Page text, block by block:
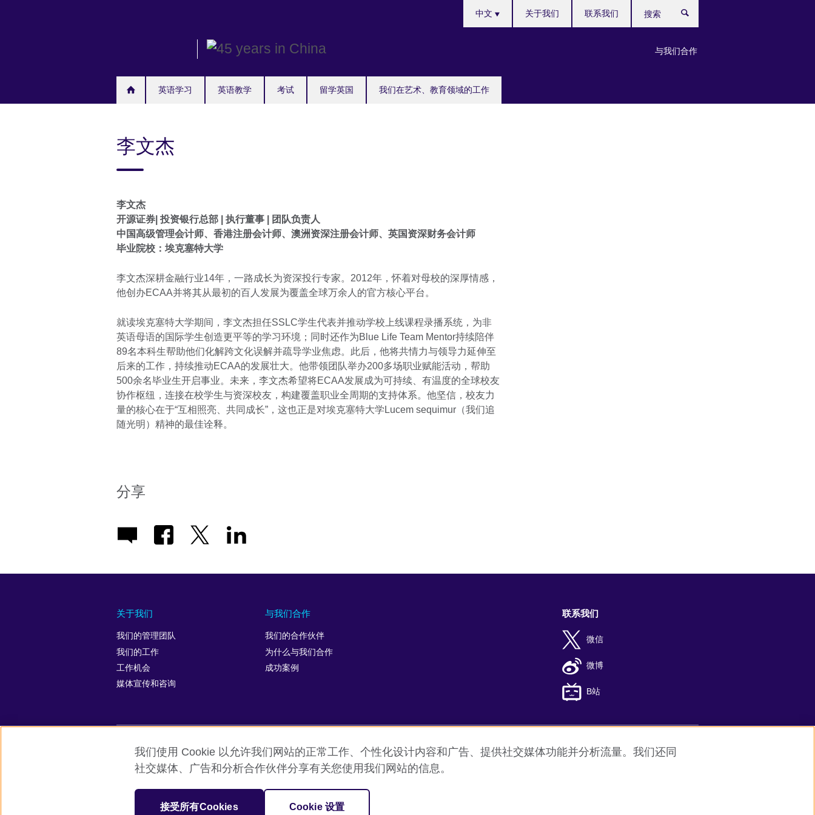
英语学习 英语教学 考试 留学英国 我们在艺术、教育领域的工作
your
中文
与我们合作
关于我们 联系我们
索
李文杰
李文杰
开源证券| 投资银行总部 | 执行董事 | 团队负责人
中国高级管理会计师、香港注册会计师、澳洲资深注册会计师、英国资深财务会计师
毕业院校：埃克塞特大学
李文杰深耕金融行业14年，一路成长为资深投行专家。2012年，怀着对母校的深厚情感，
他创办ECAA并将其从最初的百人发展为覆盖全球万余人的官方核心平台。
就读埃克塞特大学期间，李文杰担任SSLC学生代表并推动学校上线课程录播系统，为非
英语母语的国际学生创造更平等的学习环境；同时还作为Blue Life Team Mentor持续陪伴
89名本科生帮助他们化解跨文化误解并疏导学业焦虑。此后，他将共情力与领导力延伸至
后来的工作，持续推动ECAA的发展壮大。他带领团队举办200多场职业赋能活动，帮助
500余名毕业生开启事业。未来，李文杰希望将ECAA发展成为可持续、有温度的全球校友
协作枢纽，连接在校学生与资深校友，构建覆盖职业全周期的支持体系。他坚信，校友力
量的核心在于“互相照亮、共同成长”，这也正是对埃克塞特大学Lucem sequimur（我们追
随光明）精神的最佳诠释。
分享
关于我们
我们的管理团队
我们的工作
工作机会
媒体宣传和咨询
与我们合作
我们的合作伙伴
为什么与我们合作
成功案例
联系我们
微信
微博
B站
英国文化教育协会全球网站 隐私与使用条款 Cookie 网站地图 ICP number: 京ICP备10044692号-8 京公网安备11010502045859号
机构注册号：209131 （英格兰与威尔士）SC037733 （苏格兰）
我们使用 Cookie 以允许我们网站的正常工作、个性化设计内容和广告、提供社交媒体功能并分析流量。我们还同
社交媒体、广告和分析合作伙伴分享有关您使用我们网站的信息。
接受所有Cookies Cookie 设置